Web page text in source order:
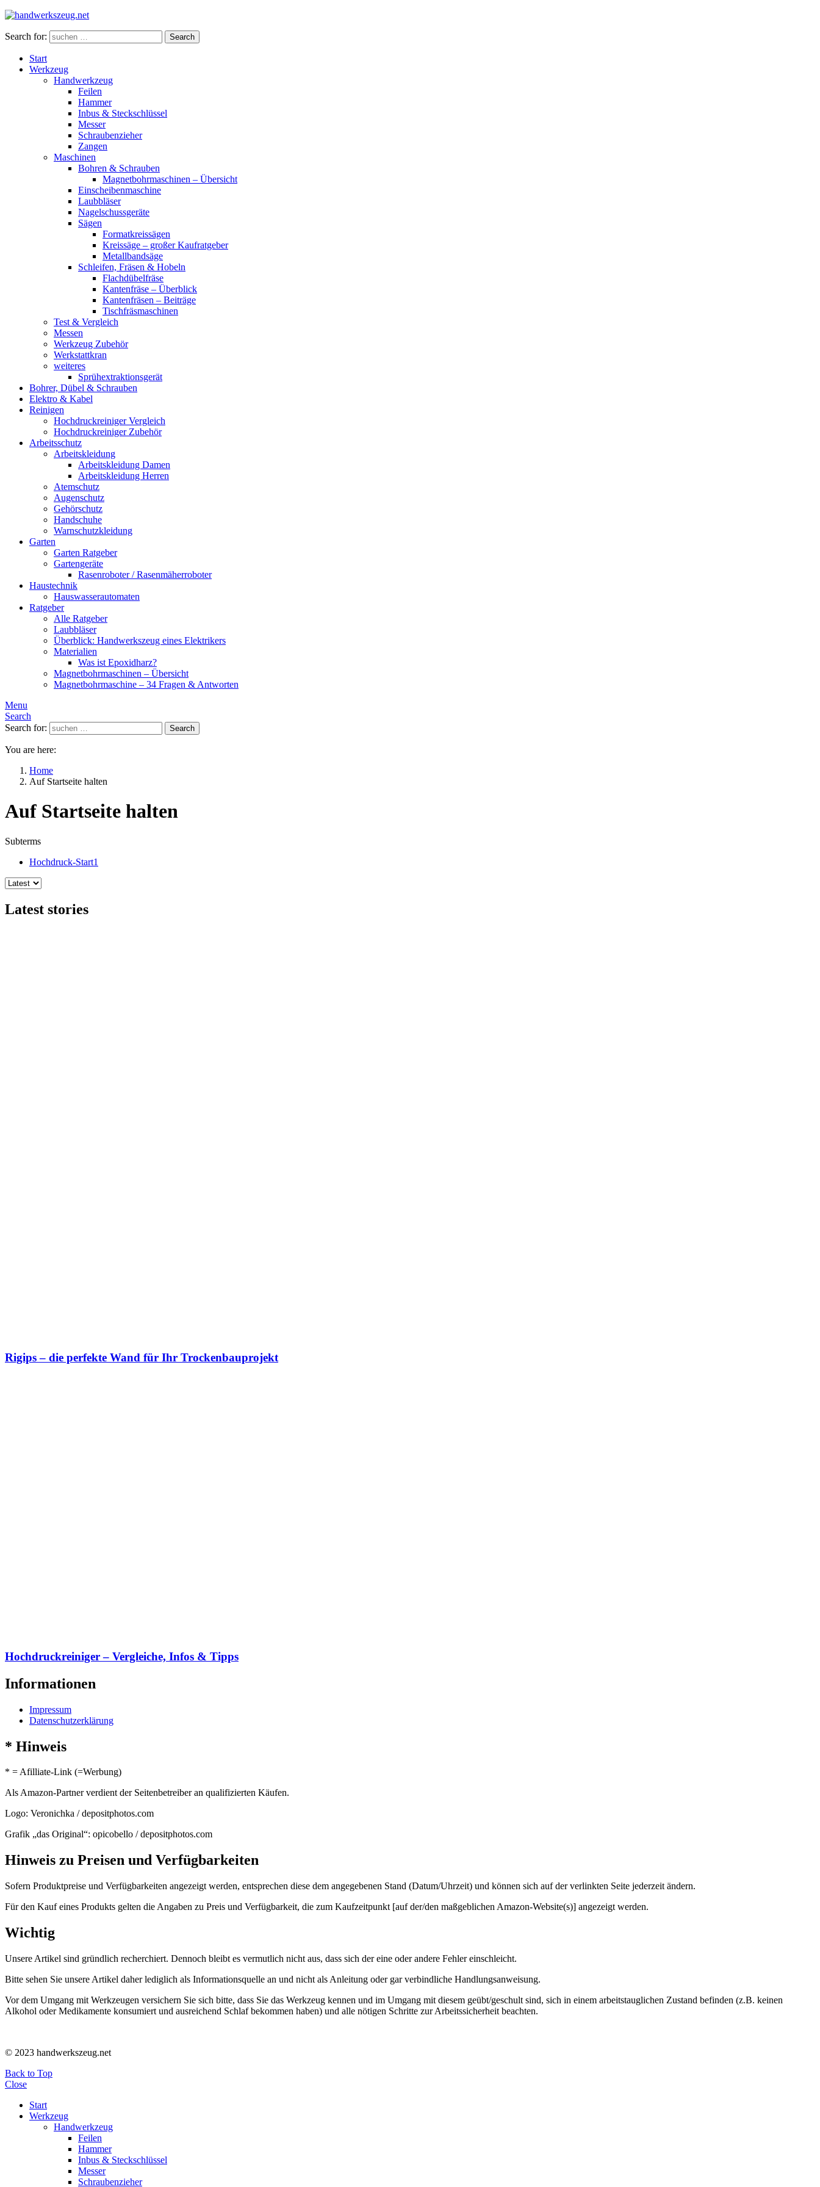
Search for: Search
Start
Werkzeug
Handwerkzeug
Feilen
Hammer
Inbus & Steckschlüssel
Messer
Schraubenzieher
Zangen
Maschinen
Bohren & Schrauben
Magnetbohrmaschinen – Übersicht
Einscheibenmaschine
Laubbläser
Nagelschussgeräte
Sägen
Formatkreissägen
Kreissäge – großer Kaufratgeber
Metallbandsäge
Schleifen, Fräsen & Hobeln
Flachdübelfräse
Kantenfräse – Überblick
Kantenfräsen – Beiträge
Tischfräsmaschinen
Test & Vergleich
Messen
Werkzeug Zubehör
Werkstattkran
weiteres
Sprühextraktionsgerät
Bohrer, Dübel & Schrauben
Elektro & Kabel
Reinigen
Hochdruckreiniger Vergleich
Hochdruckreiniger Zubehör
Arbeitsschutz
Arbeitskleidung
Arbeitskleidung Damen
Arbeitskleidung Herren
Atemschutz
Augenschutz
Gehörschutz
Handschuhe
Warnschutzkleidung
Garten
Garten Ratgeber
Gartengeräte
Rasenroboter / Rasenmäherroboter
Haustechnik
Hauswasserautomaten
Ratgeber
Alle Ratgeber
Laubbläser
Überblick: Handwerkszeug eines Elektrikers
Materialien
Was ist Epoxidharz?
Magnetbohrmaschinen – Übersicht
Magnetbohrmaschine – 34 Fragen & Antworten
Menu
Search
Search for:
Search
You are here:
Home
Auf Startseite halten
Auf Startseite halten
Subterms
Hochdruck-Start1
Latest stories
Rigips – die perfekte Wand für Ihr Trockenbauprojekt
Hochdruckreiniger – Vergleiche, Infos & Tipps
Informationen
Impressum
Datenschutzerklärung
* Hinweis
* = Afilliate-Link (=Werbung)
Als Amazon-Partner verdient der Seitenbetreiber an qualifizierten Käufen.
Logo: Veronichka / depositphotos.com
Grafik „das Original“: opicobello / depositphotos.com
Hinweis zu Preisen und Verfügbarkeiten
Sofern Produktpreise und Verfügbarkeiten angezeigt werden, entsprechen diese dem angegebenen Stand (Datum/Uhrzeit) und können sich auf der verlinkten Seite jederzeit ändern.
Für den Kauf eines Produkts gelten die Angaben zu Preis und Verfügbarkeit, die zum Kaufzeitpunkt [auf der/den maßgeblichen Amazon-Website(s)] angezeigt werden.
Wichtig
Unsere Artikel sind gründlich recherchiert. Dennoch bleibt es vermutlich nicht aus, dass sich der eine oder andere Fehler einschleicht.
Bitte sehen Sie unsere Artikel daher lediglich als Informationsquelle an und nicht als Anleitung oder gar verbindliche Handlungsanweisung.
Vor dem Umgang mit Werkzeugen versichern Sie sich bitte, dass Sie das Werkzeug kennen und im Umgang mit diesem geübt/geschult sind, sich in einem arbeitstauglichen Zustand befinden (z.B. keinen
Alkohol oder Medikamente konsumiert und ausreichend Schlaf bekommen haben) und alle nötigen Schritte zur Arbeitssicherheit beachten.
© 2023 handwerkszeug.net
Back to Top
Close
Start
Werkzeug
Handwerkzeug
Feilen
Hammer
Inbus & Steckschlüssel
Messer
Schraubenzieher